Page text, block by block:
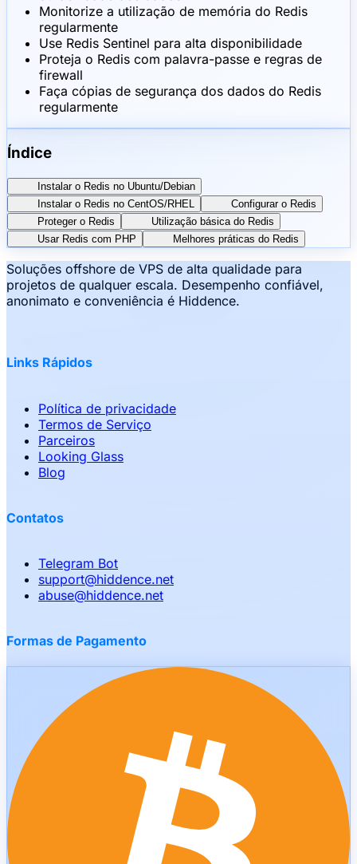
Monitorize a utilização de memória do Redis
regularmente
Use Redis Sentinel para alta disponibilidade
Proteja o Redis com palavra-passe e regras de
firewall
Faça cópias de segurança dos dados do Redis
regularmente
Índice
Instalar o Redis no Ubuntu/Debian
Instalar o Redis no CentOS/RHEL
Configurar o Redis
Proteger o Redis
Utilização básica do Redis
Usar Redis com PHP
Melhores práticas do Redis
Soluções offshore de VPS de alta qualidade para
projetos de qualquer escala. Desempenho confiável,
anonimato e conveniência é Hiddence.
Links Rápidos
Política de privacidade
Termos de Serviço
Parceiros
Looking Glass
Blog
Contatos
Telegram Bot
support@hiddence.net
abuse@hiddence.net
Formas de Pagamento